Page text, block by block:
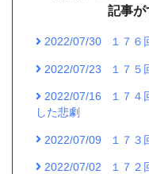
記事が
2022/07/30 １７
2022/07/23 １７
2022/07/16
１７
した悲劇
2022/07/09 １７
2022/07/02 １７